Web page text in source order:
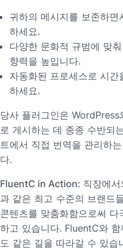
귀하의 메시지를 보존하
하세요.
다양한 문화적 규범에 맞
향력을 높입니다.
자동화된 프로세스로 시
하세요.
당사 플러그인은
로 게시하는 데 종종 수반되
트에서 직접 번역을 관리하
다.
FluentC in Action: 직장에서
과 같은 최고 수준의 브랜드
콘텐츠를 맞춤화함으로써
하고 있습니다. FluentC와
도 같은 길을 따라갈 수 있